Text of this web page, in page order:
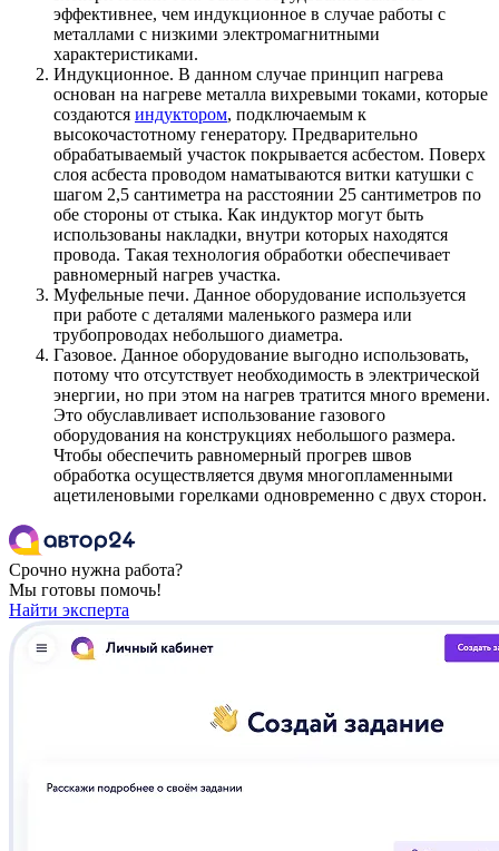
эффективнее, чем индукционное в случае работы с
металлами с низкими электромагнитными
характеристиками.
Индукционное. В данном случае принцип нагрева
основан на нагреве металла вихревыми токами, которые
создаются индуктором, подключаемым к
высокочастотному генератору. Предварительно
обрабатываемый участок покрывается асбестом. Поверх
слоя асбеста проводом наматываются витки катушки с
шагом 2,5 сантиметра на расстоянии 25 сантиметров по
обе стороны от стыка. Как индуктор могут быть
использованы накладки, внутри которых находятся
провода. Такая технология обработки обеспечивает
равномерный нагрев участка.
Муфельные печи. Данное оборудование используется
при работе с деталями маленького размера или
трубопроводах небольшого диаметра.
Газовое. Данное оборудование выгодно использовать,
потому что отсутствует необходимость в электрической
энергии, но при этом на нагрев тратится много времени.
Это обуславливает использование газового
оборудования на конструкциях небольшого размера.
Чтобы обеспечить равномерный прогрев швов
обработка осуществляется двумя многопламенными
ацетиленовыми горелками одновременно с двух сторон.
Срочно нужна работа?
Мы готовы помочь!
Найти эксперта